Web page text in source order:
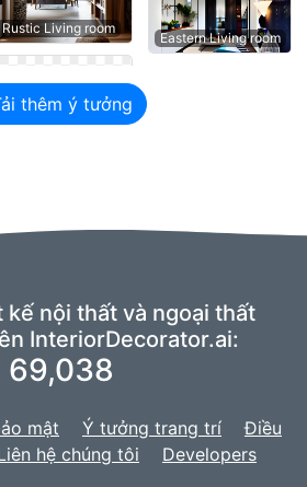
Rustic Living room
Eastern Living room
thêm ý tưởng
nội thất và ngoại thất
InteriorDecorator.ai:
69,038
mật Ý tưởng trang trí
Điều
hệ chúng tôi Developers